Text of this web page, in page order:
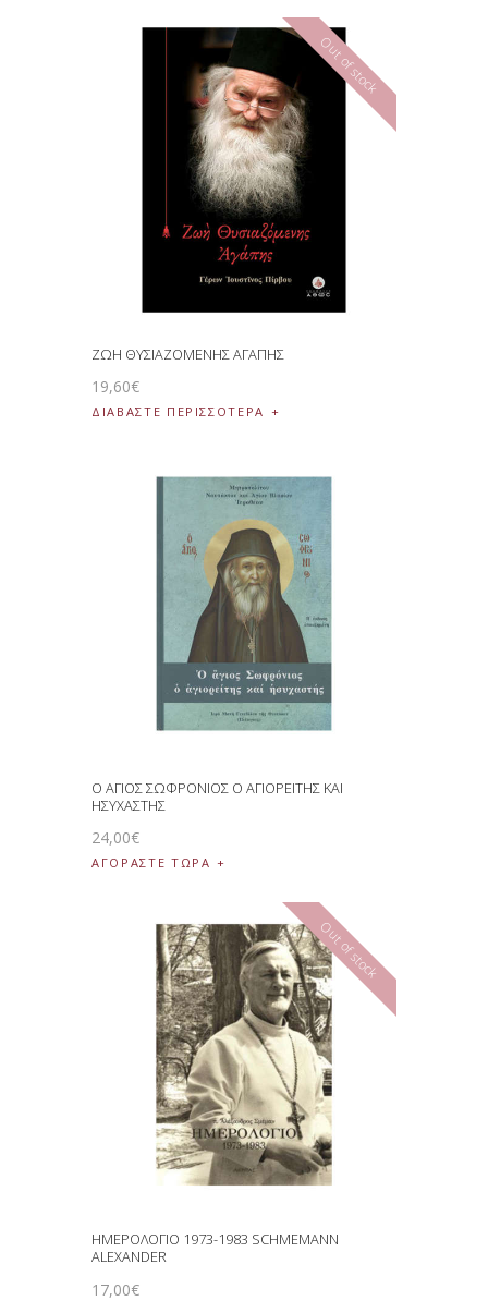
Out of stock
ΖΩΗ ΘΥΣΙΑΖΟΜΕΝΗΣ ΑΓΑΠΗΣ
19,60€
ΔΙΑΒΆΣΤΕ ΠΕΡΙΣΣΌΤΕΡΑ
Ο ΑΓΙΟΣ ΣΩΦΡΟΝΙΟΣ Ο ΑΓΙΟΡΕΙΤΗΣ ΚΑΙ
ΗΣΥΧΑΣΤΗΣ
24,00€
ΑΓΟΡΑΣΤΕ ΤΩΡΑ
Out of stock
ΗΜΕΡΟΛΟΓΙΟ 1973-1983 SCHMEMANN
ALEXANDER
17,00€